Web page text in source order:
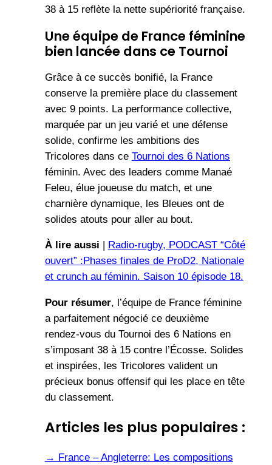
38 à 15 reflète la nette supériorité française.
Une équipe de France féminine
bien lancée dans ce Tournoi
Grâce à ce succès bonifié, la France
conserve la première place du classement
avec 9 points. La performance collective,
marquée par un jeu varié et une défense
solide, confirme les ambitions des
Tricolores dans ce Tournoi des 6 Nations
féminin. Avec des leaders comme Manaé
Feleu, élue joueuse du match, et une
charnière dynamique, les Bleues ont de
solides atouts pour aller au bout.
À lire aussi
Radio-rugby, PODCAST “Côté
ouvert” :Phases finales de ProD2, Nationale
et crunch au féminin. Saison 10 épisode 18.
Pour résumer, l’équipe de France féminine
a parfaitement négocié ce deuxième
rendez-vous du Tournoi des 6 Nations en
s’imposant 38 à 15 contre l’Écosse. Solides
et inspirées, les Tricolores valident un
précieux bonus offensif qui les place en tête
du classement.
Articles les plus populaires :
→ France – Angleterre: Les compositions